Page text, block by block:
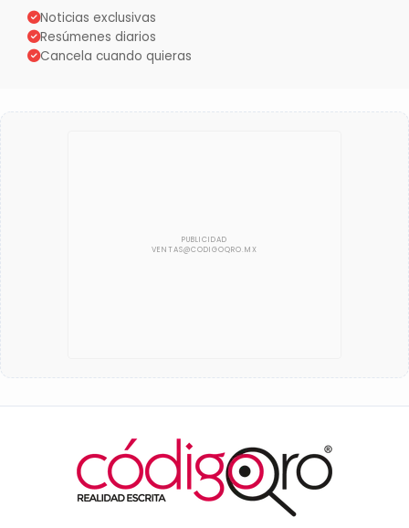
Noticias exclusivas
Resúmenes diarios
Cancela cuando quieras